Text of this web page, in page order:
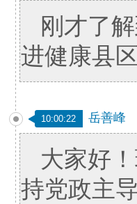
刚才了
进健康县
10:00:22 岳善峰
大家好
持党政主